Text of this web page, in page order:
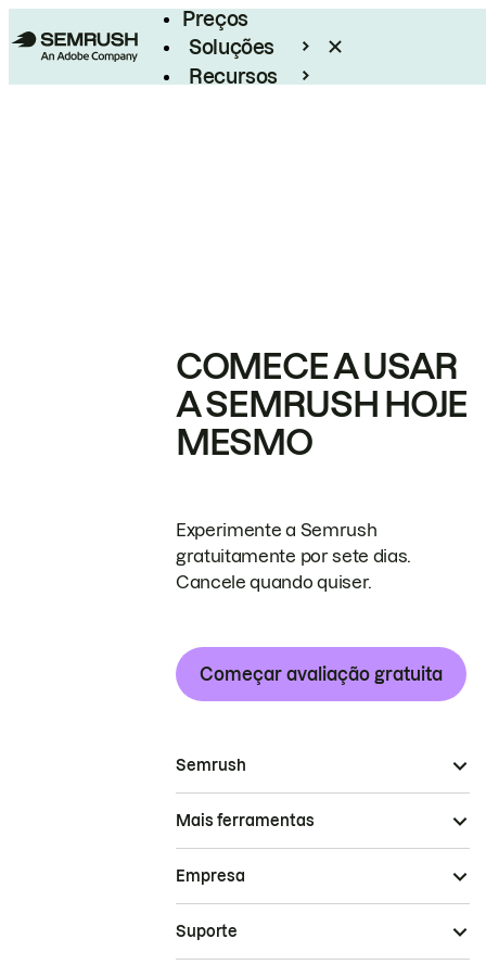
Preços
Soluções
Recursos
COMECE A USAR
A SEMRUSH HOJE
MESMO
Experimente a Semrush
gratuitamente por sete dias.
Cancele quando quiser.
Começar avaliação gratuita
Semrush
Mais ferramentas
Empresa
Suporte